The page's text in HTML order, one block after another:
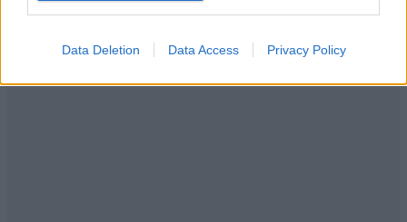
Data Deletion Data Access Privacy Policy